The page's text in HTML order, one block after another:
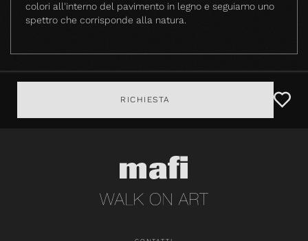
colori all'interno del pavimento in legno e seguiamo uno
spettro che corrisponde alla natura.
RICHIESTA